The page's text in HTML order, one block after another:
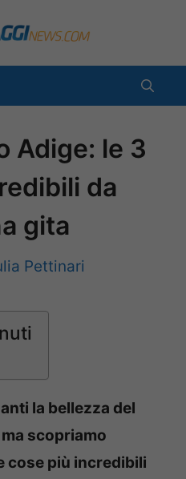
Adige: le 3
da
gita
Pettinari
la bellezza del
scopriamo
cose più incredibili